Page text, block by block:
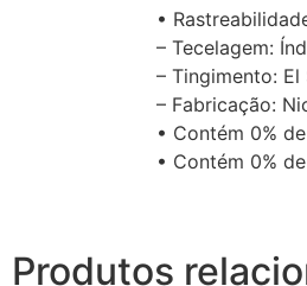
•
– Tecelagem:
– Tingimento:
– Fabricação:
• Contém 0%
• Contém 0%
Produtos